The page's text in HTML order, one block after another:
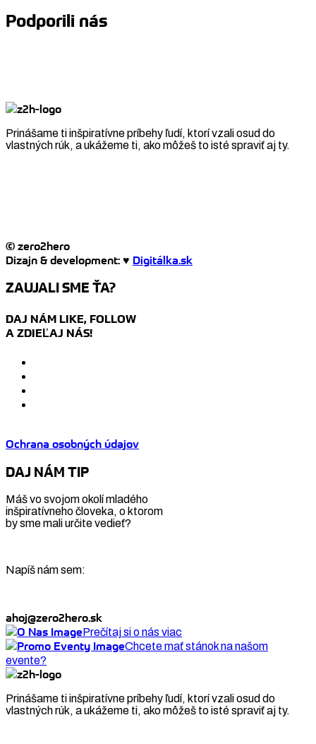
Podporili nás
Prinášame ti inšpiratívne príbehy ľudí, ktorí vzali osud do
vlastných rúk, a ukážeme ti, ako môžeš to isté spraviť aj ty.
© zero2hero
Dizajn & development: ♥ Digitálka.sk
ZAUJALI SME ŤA?
DAJ NÁM LIKE, FOLLOW
A ZDIEĽAJ NÁS!
Ochrana osobných údajov
DAJ NÁM TIP
Máš vo svojom okolí mladého
inšpiratívneho človeka, o ktorom
by sme mali určite vedieť?
Napíš nám sem:
ahoj@zero2hero.sk
Prečítaj si o nás viac
Chcete mať stánok na našom
evente?
Prinášame ti inšpiratívne príbehy ľudí, ktorí vzali osud do
vlastných rúk, a ukážeme ti, ako môžeš to isté spraviť aj ty.